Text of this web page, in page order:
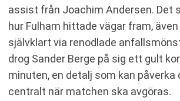
assist från Joachim Andersen. Det
hur Fulham hittade vägar fram,
självklart via renodlade
drog Sander Berge på sig ett gult
minuten, en detalj som kan påverka
centralt när matchen ska avgöras.